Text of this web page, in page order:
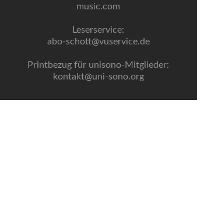
music.com
Leserservice:
abo-schott@vuservice.de
Printbezug für unisono-Mitglieder:
kontakt@uni-sono.org